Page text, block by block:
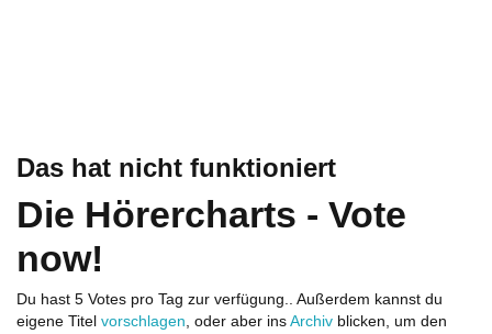
Das hat nicht funktioniert
Die Hörercharts - Vote
now!
Du hast 5 Votes pro Tag zur verfügung.. Außerdem kannst du
eigene Titel vorschlagen, oder aber ins Archiv blicken, um den